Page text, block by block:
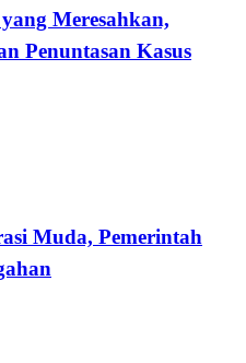
Meresahkan,
Penuntasan Kasus
Muda, Pemerintah